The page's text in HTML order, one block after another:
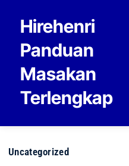
Hirehenri
Panduan
Masakan
Terlengkap
Uncategorized